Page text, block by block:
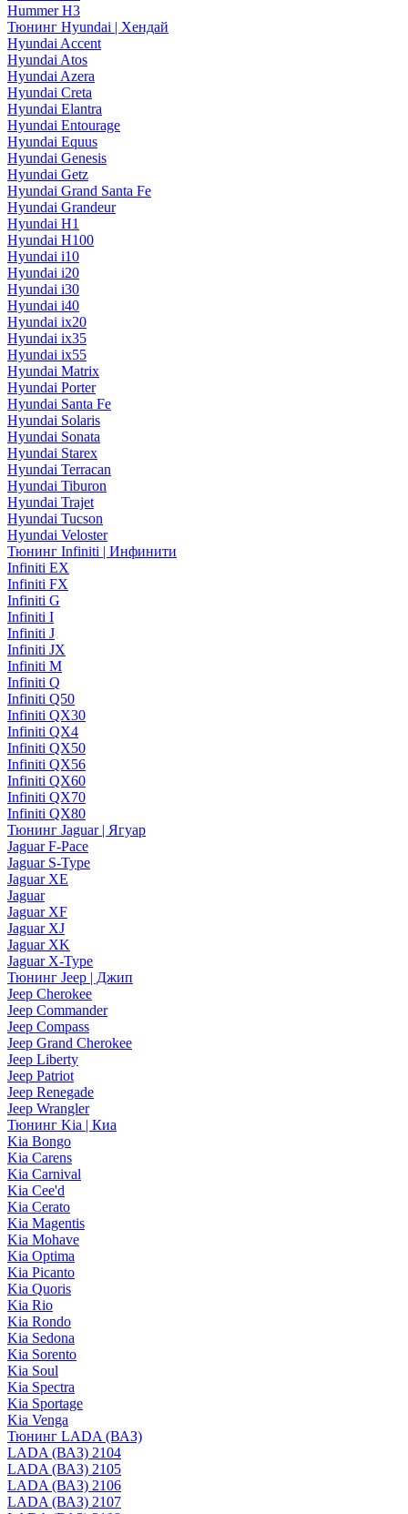
Hummer H3
Тюнинг Hyundai | Хендай
Hyundai Accent
Hyundai Atos
Hyundai Azera
Hyundai Creta
Hyundai Elantra
Hyundai Entourage
Hyundai Equus
Hyundai Genesis
Hyundai Getz
Hyundai Grand Santa Fe
Hyundai Grandeur
Hyundai H1
Hyundai H100
Hyundai i10
Hyundai i20
Hyundai i30
Hyundai i40
Hyundai ix20
Hyundai ix35
Hyundai ix55
Hyundai Matrix
Hyundai Porter
Hyundai Santa Fe
Hyundai Solaris
Hyundai Sonata
Hyundai Starex
Hyundai Terracan
Hyundai Tiburon
Hyundai Trajet
Hyundai Tucson
Hyundai Veloster
Тюнинг Infiniti | Инфинити
Infiniti EX
Infiniti FX
Infiniti G
Infiniti I
Infiniti J
Infiniti JX
Infiniti M
Infiniti Q
Infiniti Q50
Infiniti QX30
Infiniti QX4
Infiniti QX50
Infiniti QX56
Infiniti QX60
Infiniti QX70
Infiniti QX80
Тюнинг Jaguar | Ягуар
Jaguar F-Pace
Jaguar S-Type
Jaguar XE
Jaguar
Jaguar XF
Jaguar XJ
Jaguar XK
Jaguar X-Type
Тюнинг Jeep | Джип
Jeep Cherokee
Jeep Commander
Jeep Compass
Jeep Grand Cherokee
Jeep Liberty
Jeep Patriot
Jeep Renegade
Jeep Wrangler
Тюнинг Kia | Киа
Kia Bongo
Kia Carens
Kia Carnival
Kia Cee'd
Kia Cerato
Kia Magentis
Kia Mohave
Kia Optima
Kia Picanto
Kia Quoris
Kia Rio
Kia Rondo
Kia Sedona
Kia Sorento
Kia Soul
Kia Spectra
Kia Sportage
Kia Venga
Тюнинг LADA (ВАЗ)
LADA (ВАЗ) 2104
LADA (ВАЗ) 2105
LADA (ВАЗ) 2106
LADA (ВАЗ) 2107